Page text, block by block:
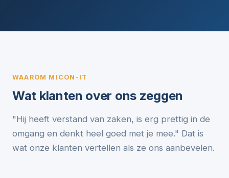
WAAROM MICON-IT
Wat klanten over ons zeggen
"Hij heeft verstand van zaken, is erg prettig in de
omgang en denkt heel goed met je mee." Dat is
wat onze klanten vertellen als ze ons aanbevelen.